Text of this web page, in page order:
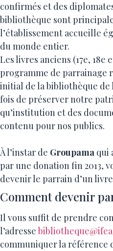
confirmés et des
bibliothèque sont
l’établissement accueille
du monde entier.
Les livres anciens (17e, 18e
programme de parrainage
initial de la bibliothèque de
fois de préserver notre
qu’institution et des
contenu pour nos publics.
À l’instar de Groupama qui
par une donation fin 2013,
devenir le parrain d’un
Comment devenir
Il vous suffit de prendre
l’adresse
communiquer la référence